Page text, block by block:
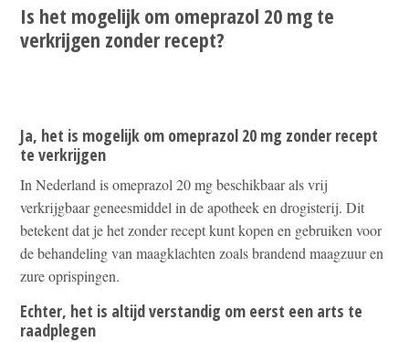
Is het mogelijk om omeprazol 20 mg te
verkrijgen zonder recept?
Ja, het is mogelijk om omeprazol 20 mg zonder recept
te verkrijgen
In Nederland is omeprazol 20 mg beschikbaar als vrij
verkrijgbaar geneesmiddel in de apotheek en drogisterij. Dit
betekent dat je het zonder recept kunt kopen en gebruiken voor
de behandeling van maagklachten zoals brandend maagzuur en
zure oprispingen.
Echter, het is altijd verstandig om eerst een arts te
raadplegen